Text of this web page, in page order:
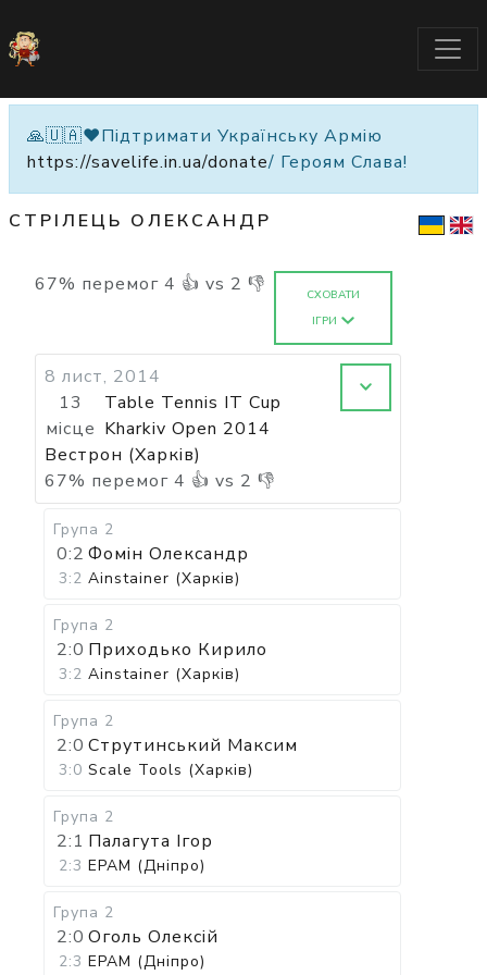
🙏🇺🇦❤️Підтримати Українську Армію
https://savelife.in.ua/donate/ Героям Слава!
СТРІЛЕЦЬ ОЛЕКСАНДР
67% перемог 4 👍 vs 2 👎
СХОВАТИ
ІГРИ
8 лист, 2014
13
місце
Table Tennis IT Cup
Kharkiv Open 2014
Вестрон (Харків)
67% перемог 4 👍 vs 2 👎
Група 2
0:2 Фомін Олександр
3:2 Ainstainer (Харків)
Група 2
2:0 Приходько Кирило
3:2 Ainstainer (Харків)
Група 2
2:0 Струтинський Максим
3:0 Scale Tools (Харків)
Група 2
2:1 Палагута Ігор
2:3 EPAM (Дніпро)
Група 2
2:0 Оголь Олексій
2:3 EPAM (Дніпро)